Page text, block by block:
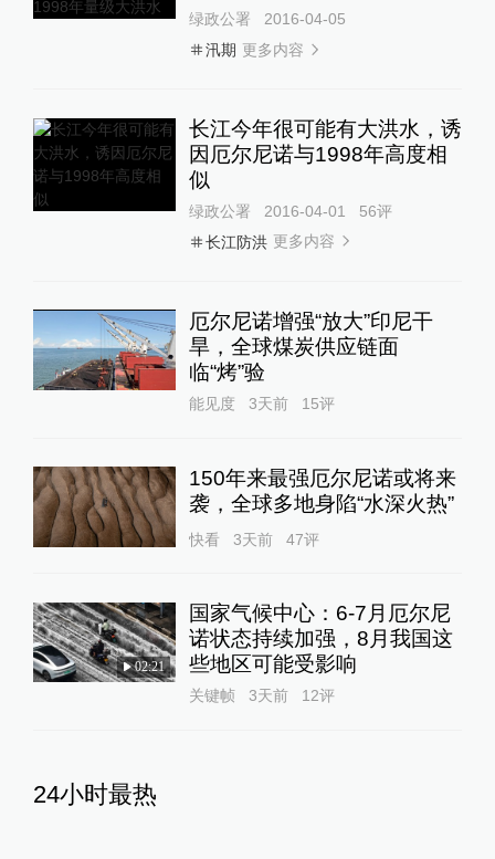
绿政公署
2016-04-05
汛期 更多内容
长江今年很可能有大洪水，诱
因厄尔尼诺与1998年高度相
似
绿政公署 2016-04-01 56评
长江防洪 更多内容
厄尔尼诺增强“放大”印尼干
旱，全球煤炭供应链面
临“烤”验
能见度 3天前 15评
150年来最强厄尔尼诺或将来
袭，全球多地身陷“水深火热”
快看 3天前 47评
02:21
国家气候中心：6-7月厄尔尼
诺状态持续加强，8月我国这
些地区可能受影响
关键帧 3天前 12评
24小时最热